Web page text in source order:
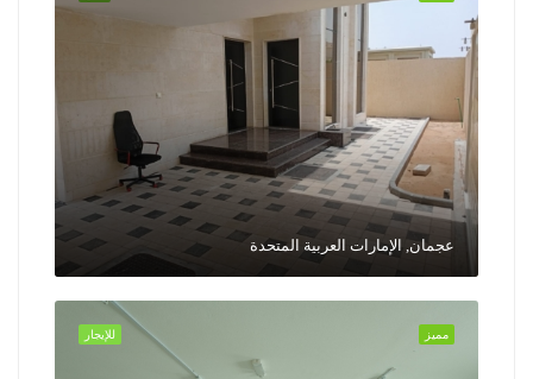
عجمان, الإمارات العربية المتحدة
للإيجار مميز